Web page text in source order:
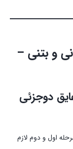
و بتنی –
دوجزئی
اول و دوم لازم